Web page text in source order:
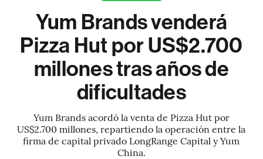
Yum Brands venderá
Pizza Hut por US$2.700
millones tras años de
dificultades
Yum Brands acordó la venta de Pizza Hut por
US$2.700 millones, repartiendo la operación entre la
firma de capital privado LongRange Capital y Yum
China.